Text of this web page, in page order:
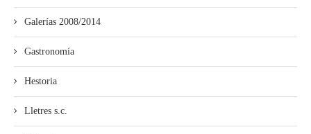
Galerías 2008/2014
Gastronomía
Hestoria
Lletres s.c.